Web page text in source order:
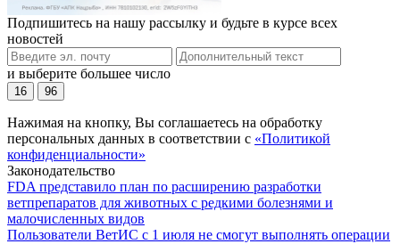
Подпишитесь на нашу рассылку и будьте в курсе всех
новостей
и выберите большее число
16 96
Нажимая на кнопку, Вы соглашаетесь на обработку
персональных данных в соответствии с «Политикой
конфиденциальности»
Законодательство
FDA представило план по расширению разработки
ветпрепаратов для животных с редкими болезнями и
малочисленных видов
Пользователи ВетИС с 1 июля не смогут выполнять операции